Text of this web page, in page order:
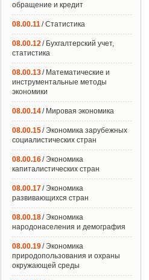
обращение и кредит
08.00.11/ Статистика
08.00.12/ Бухгалтерский учет,
статистика
08.00.13/ Математические и
инструментальные методы
экономики
08.00.14/ Мировая экономика
08.00.15/ Экономика зарубежных
социалистических стран
08.00.16/ Экономика
капиталистических стран
08.00.17/ Экономика
развивающихся стран
08.00.18/ Экономика
народонаселения и демография
08.00.19/ Экономика
природопользования и охраны
окружающей среды